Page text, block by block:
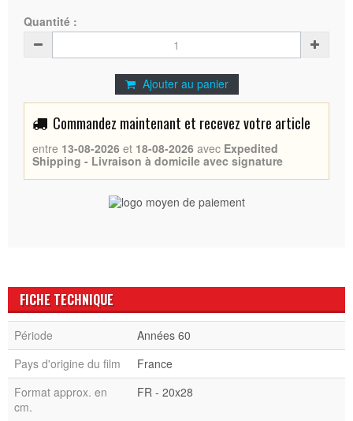
Quantité :
Ajouter au panier
Commandez maintenant et recevez votre article
entre 13-08-2026 et 18-08-2026 avec Expedited
Shipping - Livraison à domicile avec signature
FICHE TECHNIQUE
Période
Années 60
Pays d'origine du film
France
Format approx. en
cm.
FR - 20x28